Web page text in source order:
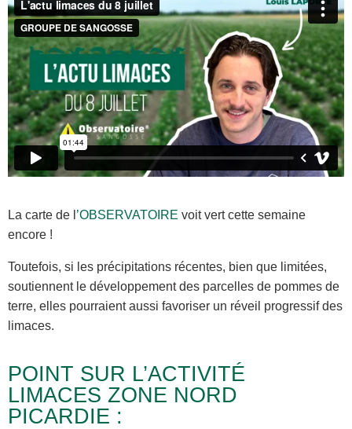
La carte de l ’OBSERVATOIRE voit vert cette semaine
encore !
Toutefois, si les précipitations récentes, bien que limitées,
soutiennent le développement des parcelles de pommes de
terre, elles pourraient aussi favoriser un réveil progressif des
limaces.
POINT SUR L’ACTIVITÉ
LIMACES ZONE NORD
PICARDIE :